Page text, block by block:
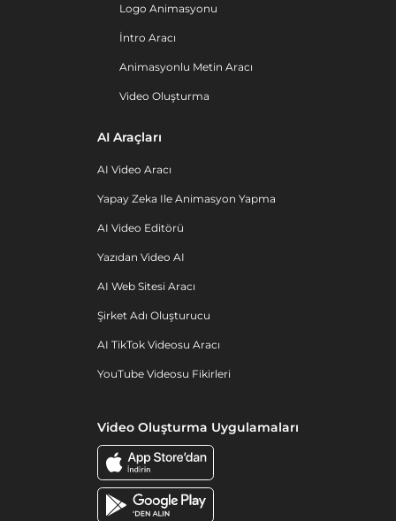
Logo Animasyonu
İntro Aracı
Animasyonlu Metin Aracı
Video Oluşturma
AI Araçları
AI Video Aracı
Yapay Zeka Ile Animasyon Yapma
AI Video Editörü
Yazıdan Video AI
AI Web Sitesi Aracı
Şirket Adı Oluşturucu
AI TikTok Videosu Aracı
YouTube Videosu Fikirleri
Video Oluşturma Uygulamaları